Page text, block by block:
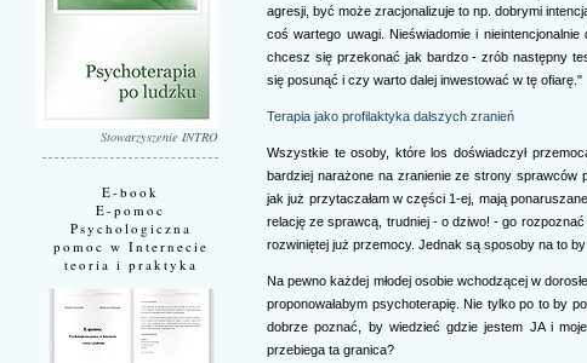
Stowarzyszenie INTRO
E-book
E-pomoc
Psychologiczna
pomoc w Internecie
teoria i praktyka
agresji, być może zracjonalizuje to np. dobrymi
coś wartego uwagi. Nieświadomie i
chcesz się przekonać jak bardzo - zrób następny
się posunąć i czy warto dalej inwestować w tę ofiarę."
Terapia jako profilaktyka dalszych zranień
Wszystkie te osoby, które los doświadczył
bardziej narażone na zranienie ze strony sprawców
jak już przytaczałam w części 1-ej, mają
relację ze sprawcą, trudniej - o dziwo! - go
rozwiniętej już przemocy. Jednak są sposoby na to
Na pewno każdej młodej osobie wchodzącej w
proponowałabym psychoterapię. Nie tylko po to by
dobrze poznać, by wiedzieć gdzie jestem JA i
przebiega ta granica?